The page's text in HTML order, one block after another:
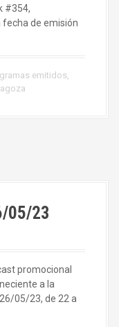
#354,
de emisión
emitidos,
05/23
promocional
a la
05/23, de 22 a